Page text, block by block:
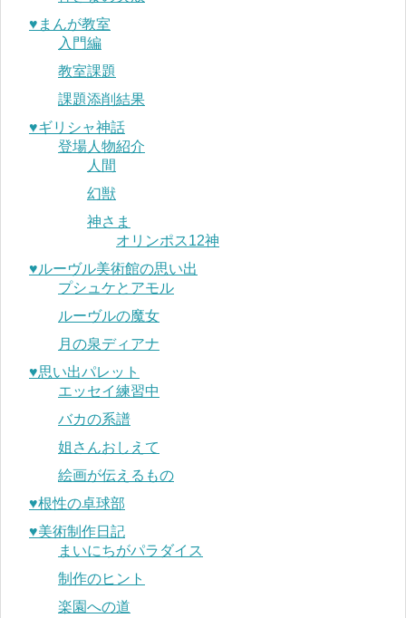
♥︎まんが教室
入門編
教室課題
課題添削結果
♥︎ギリシャ神話
登場人物紹介
人間
幻獣
神さま
オリンポス12神
♥︎ルーヴル美術館の思い出
プシュケとアモル
ルーヴルの魔女
月の泉ディアナ
♥︎思い出パレット
エッセイ練習中
バカの系譜
姐さんおしえて
絵画が伝えるもの
♥︎根性の卓球部
♥︎美術制作日記
まいにちがパラダイス
制作のヒント
楽園への道